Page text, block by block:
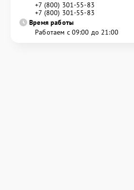
+7 (800) 301-55-83
+7 (800) 301-55-83
Время работы
Работаем с 09:00 до 21:00